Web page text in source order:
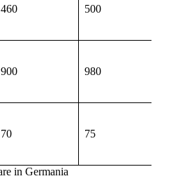
460 500
900 980
70 75
in Germania